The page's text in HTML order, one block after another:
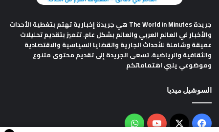
جريدة The World in Minutes
هي جريدة إخبارية تهتم بتغطية الأحداث
والأخبار في العالم العربي والعالم بشكل عام. تتميز بتقديم تحليلات
عميقة وشاملة للأحداث الجارية والقضايا السياسية والاقتصادية
والثقافية والرياضية. تسعى الجريدة إلى تقديم محتوى متنوع
وموضوعي يلبي اهتماماتكم
السوشيل ميديا
فيسبوك
‫X
‫YouTubeواتساب